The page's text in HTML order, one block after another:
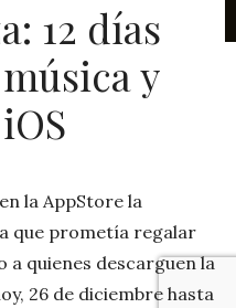
12 días
y
la AppStore la
que prometía regalar
a quienes descarguen la
26 de diciembre hasta